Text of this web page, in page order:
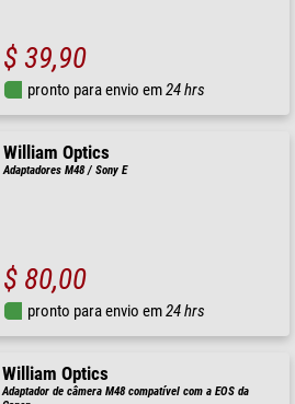
$ 39,90
pronto para envio em24 hrs
William Optics
Adaptadores M48 / Sony E
$ 80,00
pronto para envio em24 hrs
William Optics
Adaptador de câmera M48 compatível com a EOS da